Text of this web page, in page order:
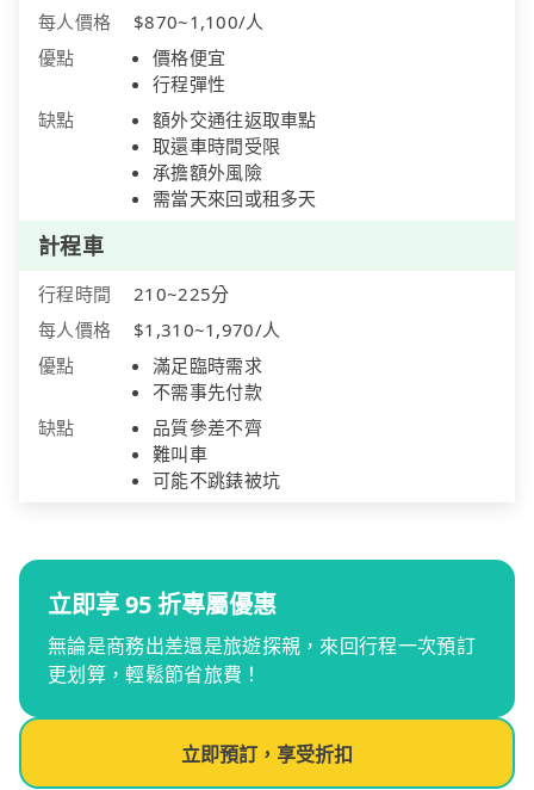
每人價格
$870~1,100/人
優點
價格便宜
行程彈性
缺點
額外交通往返取車點
取還車時間受限
承擔額外風險
需當天來回或租多天
計程車
行程時間
210~225分
每人價格
$1,310~1,970/人
優點
滿足臨時需求
不需事先付款
缺點
品質參差不齊
難叫車
可能不跳錶被坑
立即享 95 折專屬優惠
無論是商務出差還是旅遊探親，來回行程一次預訂
更划算，輕鬆節省旅費！
立即預訂，享受折扣